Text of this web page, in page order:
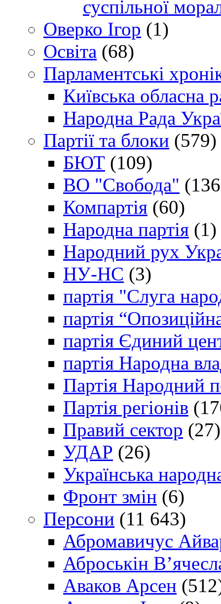
суспільної
Оверко Ігор (1)
Освіта (68)
Парламентські
Київська обласна
Народна Рада
Партії та блоки (579)
БЮТ (109)
ВО "Свобода"
Компартія (60)
Народна партія (1)
Народний рух
НУ-НС (3)
партія "Слуга
партія
партія Єдиний
партія Народна
Партія Народний
Партія регіонів
Правий сектор (27)
УДАР (26)
Українська
Фронт змін (6)
Персони (11 643)
Абромавичус
Аброськін
Аваков Арсен